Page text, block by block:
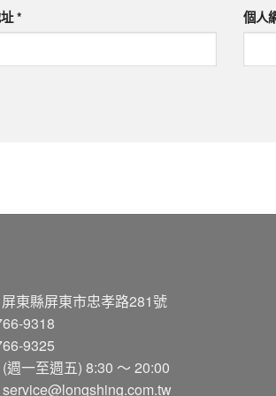
址* 個人
東縣屏東市忠孝路281號
9318
9325
週一至週五) 8:30 ～ 20:00
service@longshing.com.tw